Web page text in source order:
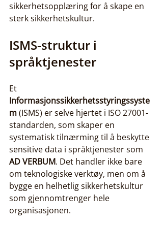
sikkerhetsopplæring for å skape en
sterk sikkerhetskultur.
ISMS‑struktur i
språktjenester
Et
Informasjonssikkerhetsstyringssyste
m (ISMS) er selve hjertet i ISO 27001-
standarden, som skaper en
systematisk tilnærming til å beskytte
sensitive data i språktjenester som
AD VERBUM. Det handler ikke bare
om teknologiske verktøy, men om å
bygge en helhetlig sikkerhetskultur
som gjennomtrenger hele
organisasjonen.